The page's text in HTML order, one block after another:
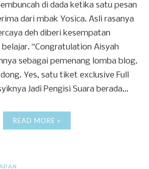
di dada ketika satu pesan
dari mbak Yosica. Asli rasanya
deh diberi kesempatan
“Congratulation Aisyah
sebagai pemenang lomba blog.
Yes, satu tiket exclusive Full
Jadi Pengisi Suara berada...
READ MORE »